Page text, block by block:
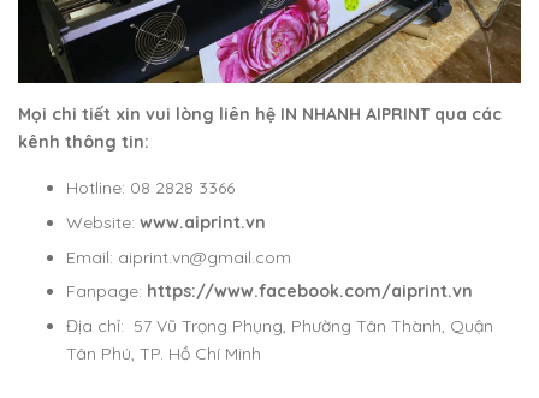
Mọi chi tiết xin vui lòng liên hệ IN NHANH AIPRINT qua các
kênh thông tin:
Hotline: 08 2828 3366
Website: www.aiprint.vn
Email: aiprint.vn@gmail.com
Fanpage: https://www.facebook.com/aiprint.vn
Địa chỉ: 57 Vũ Trọng Phụng, Phường Tân Thành, Quận
Tân Phú, TP. Hồ Chí Minh